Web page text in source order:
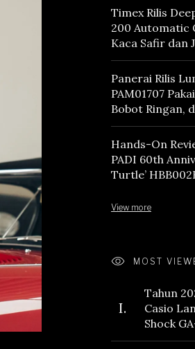
Warna yang
Warisan Tokyo
Timex Rilis
200 Automatic
Kaca Safir dan
Bracelet
Panerai Rilis
PAM01707
Bobot Ringan,
Vintage Vibes
Hands-On
PADI 60th
Turtle’
View more
MOST
I.
Tahun
Casio
Shock